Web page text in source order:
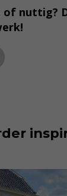
of nuttig?